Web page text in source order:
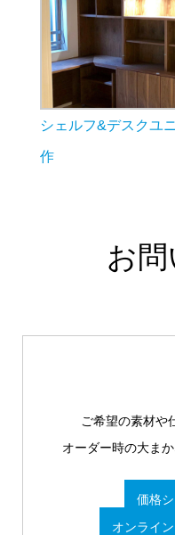
シェルフ&デスクユ
作
お
ご希望の素材や
オーダー時の大ま
価格
オンライン